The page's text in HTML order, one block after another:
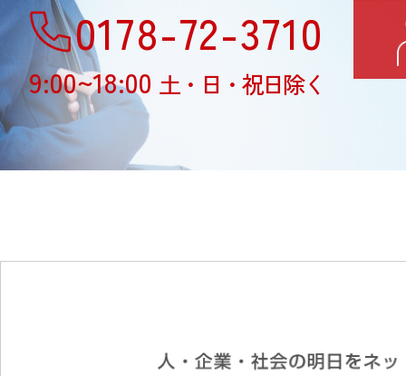
0178-72-3710
9:00~18:00 土・日・祝日除く